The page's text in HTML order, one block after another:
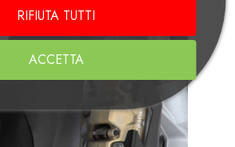
RIFIUTA TUTTI
ACCETTA